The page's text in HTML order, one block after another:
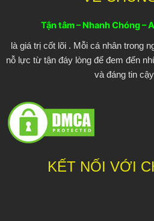
r
e
Tận tâm – Nhanh Chóng –
là giá trị cốt lõi . Mỗi cá nhân trong
nỗ lực từ tận đáy lòng để đem đến
và đáng tin
KẾT NỐI VỚI